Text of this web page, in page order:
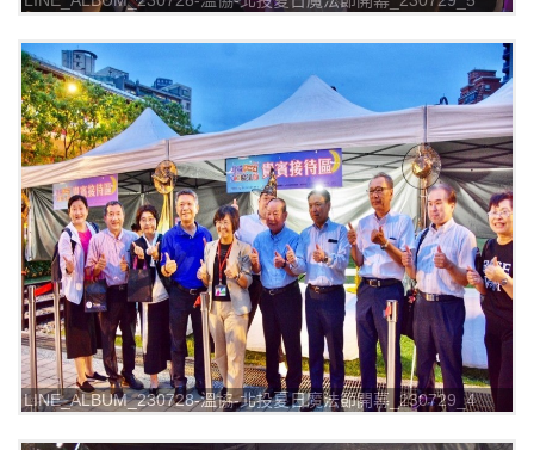
LINE_ALBUM_230728-溫協-北投夏日魔法節開幕_230729_4